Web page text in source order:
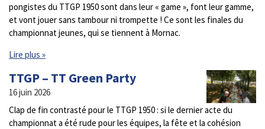
pongistes du TTGP 1950 sont dans leur « game », font leur gamme,
et vont jouer sans tambour ni trompette ! Ce sont les finales du
championnat jeunes, qui se tiennent à Mornac.
Lire plus »
TTGP – TT Green Party
16 juin 2026
Clap de fin contrasté pour le TTGP 1950 : si le dernier acte du
championnat a été rude pour les équipes, la fête et la cohésion